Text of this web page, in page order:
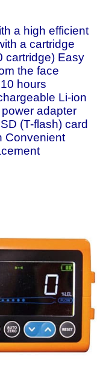
a high efficient
a cartridge
cartridge) Easy
the face
hours
Li-ion
adapter
(T-flash) card
Convenient